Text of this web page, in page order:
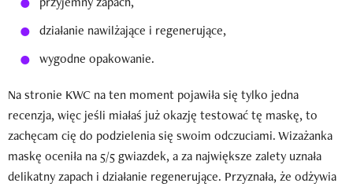
działanie nawilżające i regenerujące,
wygodne opakowanie.
Na stronie KWC na ten moment pojawiła się tylko jedna
recenzja, więc jeśli miałaś już okazję testować tę maskę, to
zachęcam cię do podzielenia się swoim odczuciami. Wizażanka
maskę oceniła na 5/5 gwiazdek, a za największe zalety uznała
delikatny zapach i działanie regenerujące. Przyznała, że odżywia